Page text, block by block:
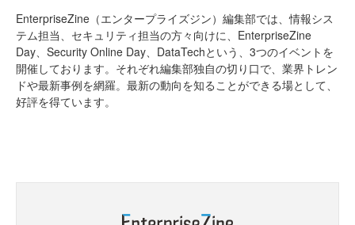
EnterpriseZine（エンタープライズジン）編集部では、情報シス
テム担当、セキュリティ担当の方々向けに、EnterpriseZine
Day、Security Online Day、DataTechという、3つのイベントを
開催しております。それぞれ編集部独自の切り口で、業界トレン
ドや最新事例を網羅。最新の動向を知ることができる場として、
好評を得ています。